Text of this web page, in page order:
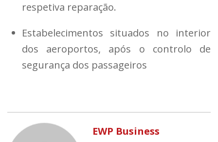
respetiva reparação.
Estabelecimentos situados no interior
dos aeroportos, após o controlo de
segurança dos passageiros
EWP Business